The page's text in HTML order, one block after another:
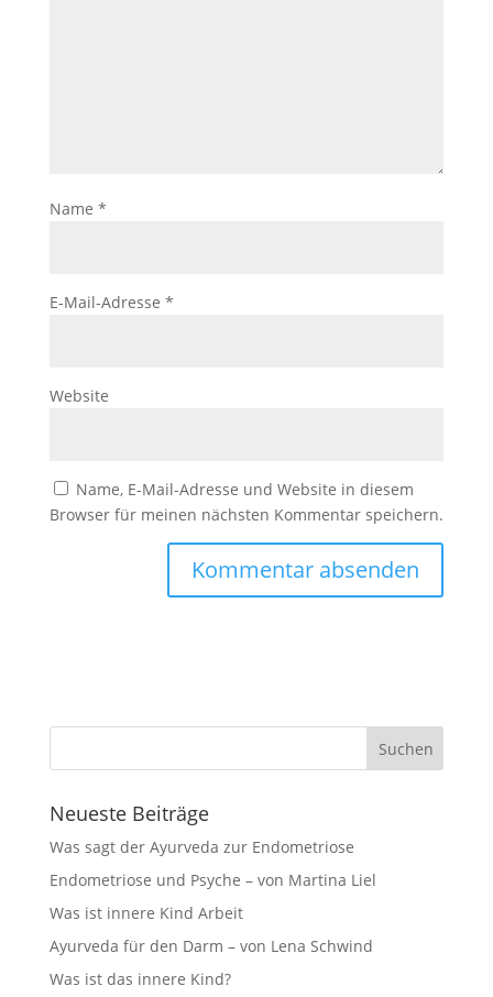
Name *
E-Mail-Adresse *
Website
Name, E-Mail-Adresse und Website in diesem
Browser für meinen nächsten Kommentar speichern.
Neueste Beiträge
Was sagt der Ayurveda zur Endometriose
Endometriose und Psyche – von Martina Liel
Was ist innere Kind Arbeit
Ayurveda für den Darm – von Lena Schwind
Was ist das innere Kind?